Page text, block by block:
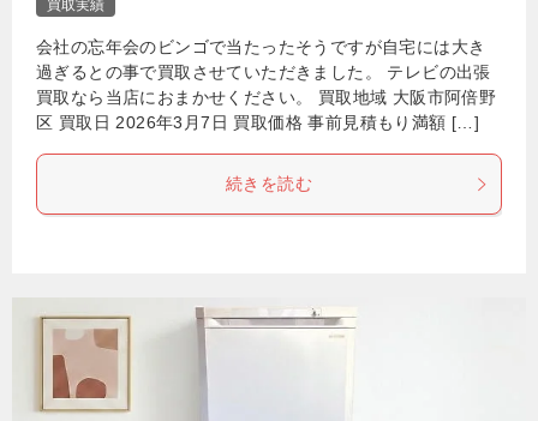
買取実績
会社の忘年会のビンゴで当たったそうですが自宅には大き
過ぎるとの事で買取させていただきました。 テレビの出張
買取なら当店におまかせください。 買取地域 大阪市阿倍野
区 買取日 2026年3月7日 買取価格 事前見積もり満額 […]
続きを読む